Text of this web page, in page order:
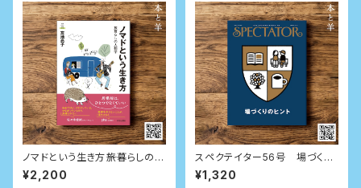
ノマドという生き方――旅暮らしの人
類学
¥2,200
スペクテイター56号 場づくり
のヒント
¥1,320